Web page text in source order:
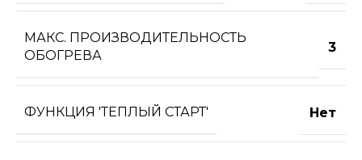
МАКС. ПРОИЗВОДИТЕЛЬНОСТЬ
ОБОГРЕВА
3
ФУНКЦИЯ 'ТЕПЛЫЙ СТАРТ' Нет